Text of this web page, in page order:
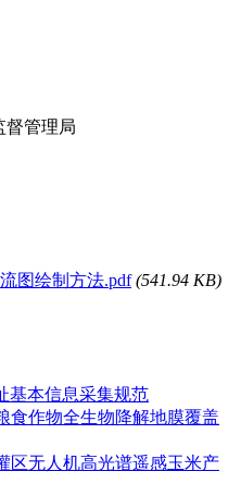
督管理局
图绘制方法.pdf (541.94 KB)
基本信息采集规范
食作物全生物降解地膜覆盖
区无人机高光谱遥感玉米产